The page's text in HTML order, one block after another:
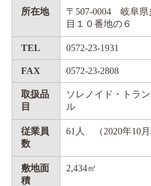
所在地
〒507-0004 岐阜県
目１０番地の６
TEL 0572-23-1931
FAX 0572-23-2808
取扱品
目
ソレノイド・トラ
ル
従業員
数
61人 （2020年10月
敷地面
積
2,434㎡